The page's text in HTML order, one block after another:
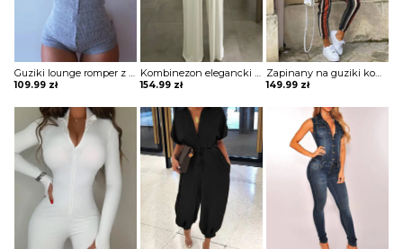
Guziki lounge romper z długimi rękawami kombinezon Groa
109.99 zł
Kombinezon elegancki na jedno ramię na wyjście na przyjęcie szerokie nogawki opinająca góra Averi
154.99 zł
Zapinany na guziki kombinezon w paski z krótkim rękawem Diamanto
149.99 zł